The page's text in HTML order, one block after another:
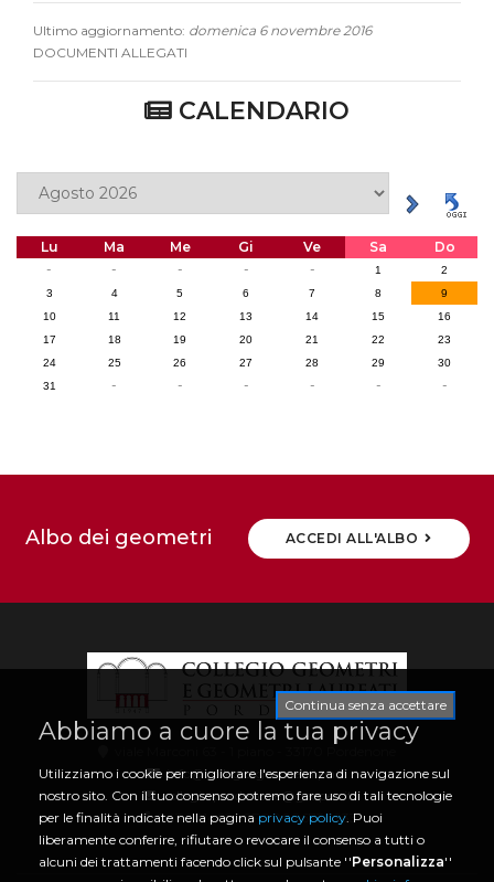
Ultimo aggiornamento: domenica 6 novembre 2016
DOCUMENTI ALLEGATI
CALENDARIO
Lu Ma Me Gi Ve Sa
Do
-
- - - - 1
2
3
4 5 6 7 8
9
10
11 12 13 14 15
16
17
18 19 20 21 22
23
24
25 26 27 28 29
30
31
- - - - - -
Albo dei geometri ACCEDI ALL'ALBO
info@collegio.geometri.pn.it
collegio.pordenone@geopec.it
0434 21466 | CF 80006730933
Continua senza accettare
Abbiamo a cuore la tua privacy
Utilizziamo i cookie per migliorare l'esperienza di navigazione sul
nostro sito. Con il tuo consenso potremo fare uso di tali tecnologie
per le finalità indicate nella pagina privacy policy. Puoi
liberamente conferire, rifiutare o revocare il consenso a tutti o
alcuni dei trattamenti facendo click sul pulsante ''Personalizza''